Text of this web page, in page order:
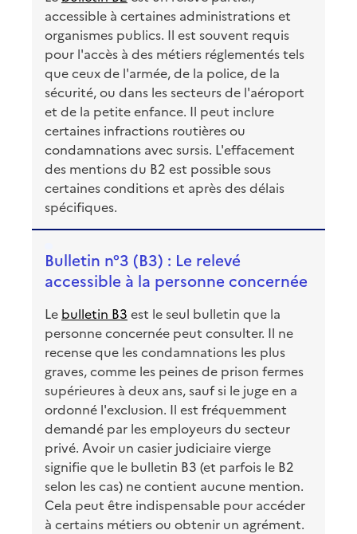
accessible à certaines administrations et
organismes publics. Il est souvent requis
pour l'accès à des métiers réglementés tels
que ceux de l'armée, de la police, de la
sécurité, ou dans les secteurs de l'aéroport
et de la petite enfance. Il peut inclure
certaines infractions routières ou
condamnations avec sursis. L'effacement
des mentions du B2 est possible sous
certaines conditions et après des délais
spécifiques.
Bulletin n°3 (B3) : Le relevé
accessible à la personne concernée
Le bulletin B3 est le seul bulletin que la
personne concernée peut consulter. Il ne
recense que les condamnations les plus
graves, comme les peines de prison fermes
supérieures à deux ans, sauf si le juge en a
ordonné l'exclusion. Il est fréquemment
demandé par les employeurs du secteur
privé. Avoir un casier judiciaire vierge
signifie que le bulletin B3 (et parfois le B2
selon les cas) ne contient aucune mention.
Cela peut être indispensable pour accéder
à certains métiers ou obtenir un agrément.